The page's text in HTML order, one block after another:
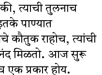
त्याची तुलनाच
पाण्यात
कौतुक राहोच, त्यांची
मिळतो. आज सुरू
एक प्रकार होय.